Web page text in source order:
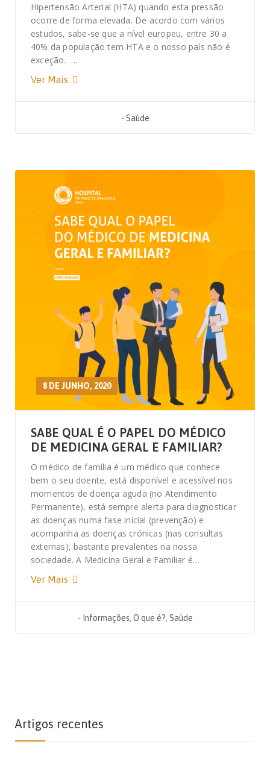
Hipertensão Arterial (HTA) quando esta pressão
ocorre de forma elevada. De acordo com vários
estudos, sabe-se que a nível europeu, entre 30 a
40% da população tem HTA e o nosso país não é
exceção. …
Ver Mais
- Saúde
8 DE JUNHO, 2020
SABE QUAL É O PAPEL DO MÉDICO
DE MEDICINA GERAL E FAMILIAR?
O médico de família é um médico que conhece
bem o seu doente, está disponível e acessível nos
momentos de doença aguda (no Atendimento
Permanente), está sempre alerta para diagnosticar
as doenças numa fase inicial (prevenção) e
acompanha as doenças crónicas (nas consultas
externas), bastante prevalentes na nossa
sociedade. A Medicina Geral e Familiar é…
Ver Mais
- Informações, O que é?, Saúde
Artigos recentes